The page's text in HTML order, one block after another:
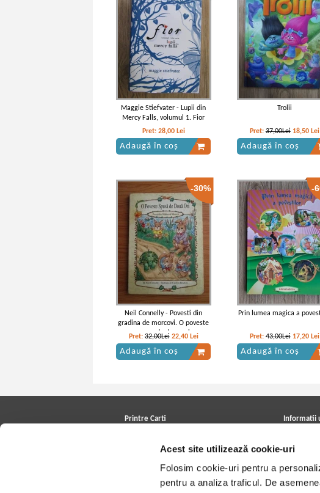
Acest site utilizează cookie-uri
Folosim cookie-uri pentru a
pentru a analiza traficul. De
Maggie Stiefvater - Lupii din
Mercy Falls, volumul 1. Fior
Pret: 28,00 Lei
Adaugă în coș
Trolii
Pret:37,00Lei 18,50 Lei
Adaugă în coș
-30%
Neil Connelly - Povesti din
gradina de morcovi. O poveste
spusa de doua ori
Pret: 32,00Lei 22,40 Lei
Adaugă în coș
-
Prin lumea magica a
Pret:43,00Lei 17,20 Lei
Adaugă în coș
Printre Carti
Cele mai căutate cărți
Informatii
Achizitii
Cum
Retur